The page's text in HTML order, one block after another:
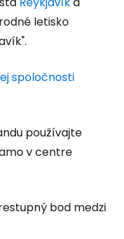
letisko
spoločnosti
používajte
v centre
bod medzi